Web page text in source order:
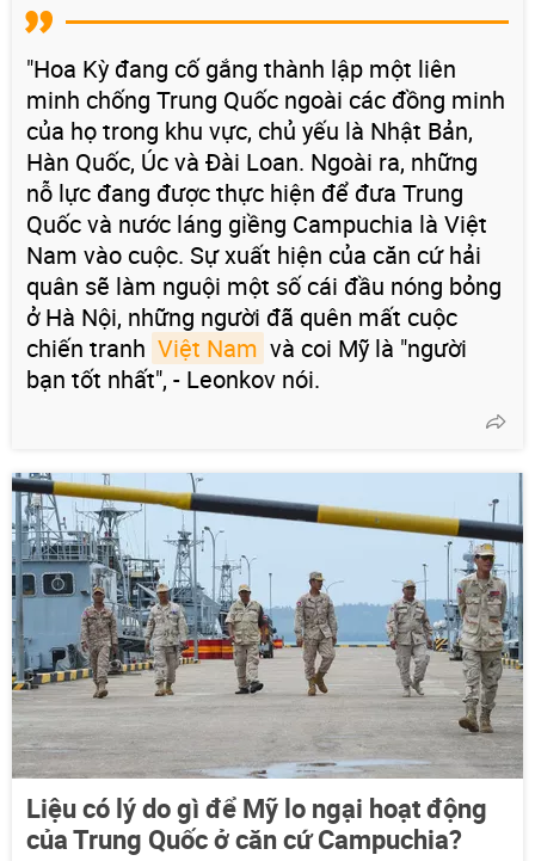
"Hoa Kỳ đang cố gắng thành lập một liên
minh chống Trung Quốc ngoài các đồng minh
của họ trong khu vực, chủ yếu là Nhật Bản,
Hàn Quốc, Úc và Đài Loan. Ngoài ra, những
nỗ lực đang được thực hiện để đưa Trung
Quốc và nước láng giềng Campuchia là Việt
Nam vào cuộc. Sự xuất hiện của căn cứ hải
quân sẽ làm nguội một số cái đầu nóng bỏng
ở Hà Nội, những người đã quên mất cuộc
chiến tranh Việt Nam và coi Mỹ là "người
bạn tốt nhất", - Leonkov nói.
Liệu có lý do gì để Mỹ lo ngại hoạt động
của Trung Quốc ở căn cứ Campuchia?